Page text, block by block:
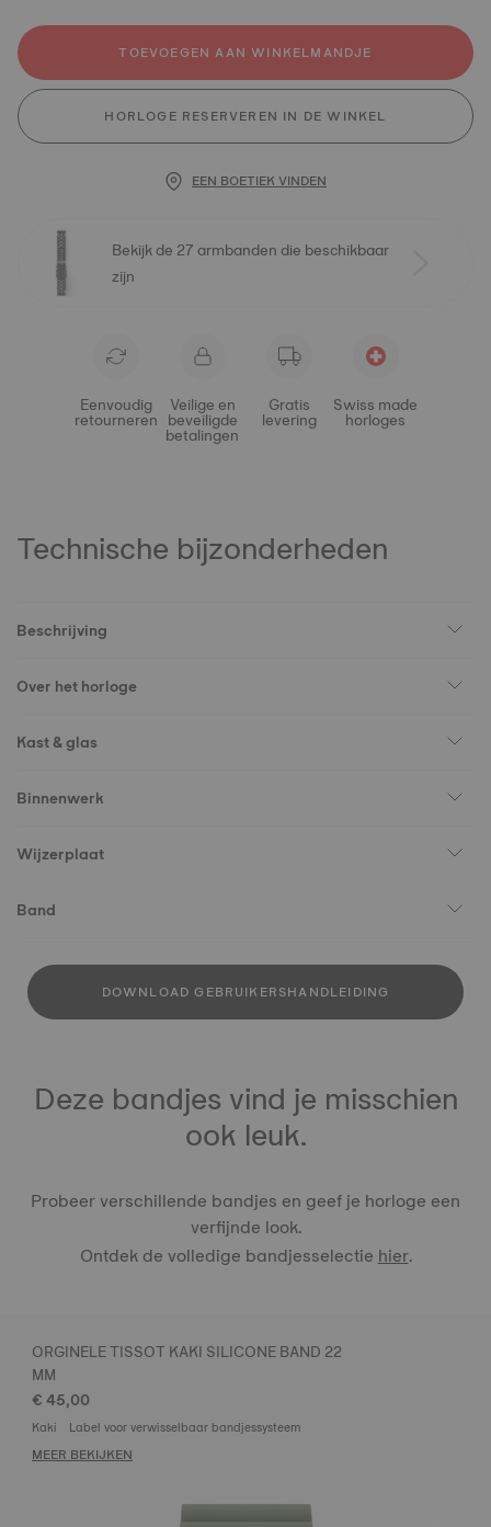
TOEVOEGEN AAN WINKELMANDJE
HORLOGE RESERVEREN IN DE WINKEL
EEN BOETIEK VINDEN
Bekijk de 27 armbanden die beschikbaar
zijn
Eenvoudig
retourneren
Veilige en
beveiligde
betalingen
Gratis
levering
Swiss made
horloges
Technische bijzonderheden
Beschrijving
Over het horloge
Kast & glas
Binnenwerk
Wijzerplaat
Band
DOWNLOAD GEBRUIKERSHANDLEIDING
Deze bandjes vind je misschien
ook leuk.
Probeer verschillende bandjes en geef je horloge een
verfijnde look.
Ontdek de volledige bandjesselectiehier.
ORGINELE TISSOT KAKI SILICONE BAND 22
MM
€ 45,00
Kaki Label voor verwisselbaar bandjessysteem
MEER BEKIJKEN